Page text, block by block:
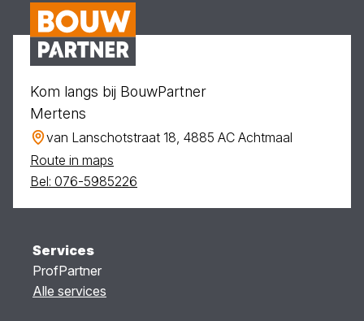
Kom langs bij BouwPartner
Mertens
van Lanschotstraat 18, 4885 AC Achtmaal
Route in maps
Bel: 076-5985226
Services
ProfPartner
Alle services